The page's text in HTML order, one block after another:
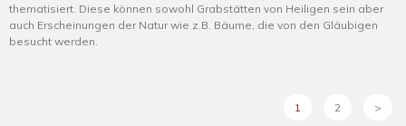
thematisiert. Diese können sowohl Grabstätten von Heiligen sein aber
auch Erscheinungen der Natur wie z.B. Bäume, die von den Gläubigen
besucht werden.
1 2 >